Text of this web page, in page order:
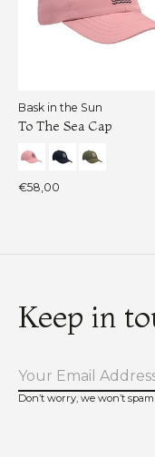
Bask in the Sun
To The Sea Cap
€58,00
Keep in
Don’t worry, we won’t spam